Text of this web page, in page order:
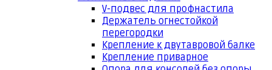
V-подвес для профнастила
Держатель огнестойкой
перегородки
Крепление к двутавровой балке
Крепление приварное